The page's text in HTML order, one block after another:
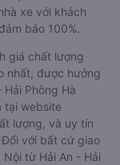
xe với khách
bảo 100%.
giá chất lượng
nhất, được hưởng
Phòng Hà
tại website
lượng, và uy tín
với bất cứ giao
từ Hải An - Hải